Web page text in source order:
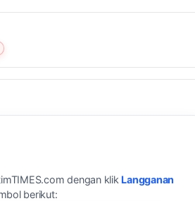
dengan klik Langganan
berikut: